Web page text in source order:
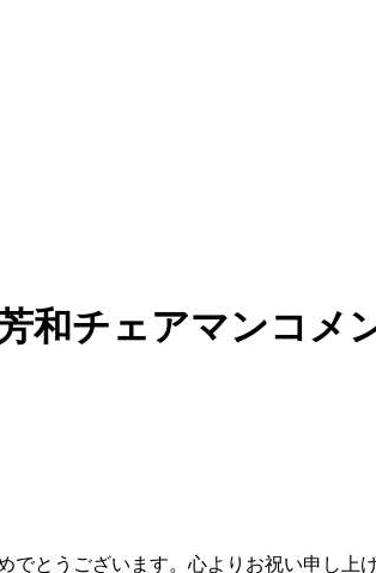
和チェアマンコメ
とうございます。心よりお祝い申し